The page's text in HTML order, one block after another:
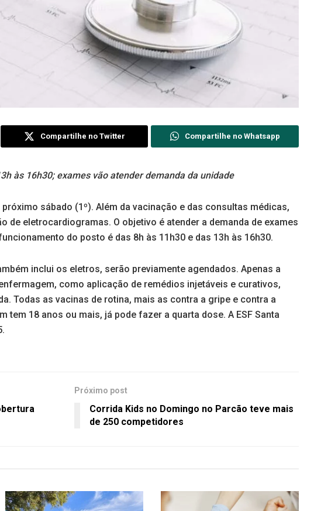
Compartilhe no Twitter Compartilhe no Whatsapp
às 16h30; exames vão atender demanda da unidade
próximo sábado (1º). Além da vacinação e das consultas médicas,
de eletrocardiogramas. O objetivo é atender a demanda de exames
do posto é das 8h às 11h30 e das 13h às 16h30.
inclui os eletros, serão previamente agendados. Apenas a
como aplicação de remédios injetáveis e curativos,
Todas as vacinas de rotina, mais as contra a gripe e contra a
tem 18 anos ou mais, já pode fazer a quarta dose. A ESF Santa
Próximo post
Corrida Kids no Domingo no Parcão teve mais
de 250 competidores